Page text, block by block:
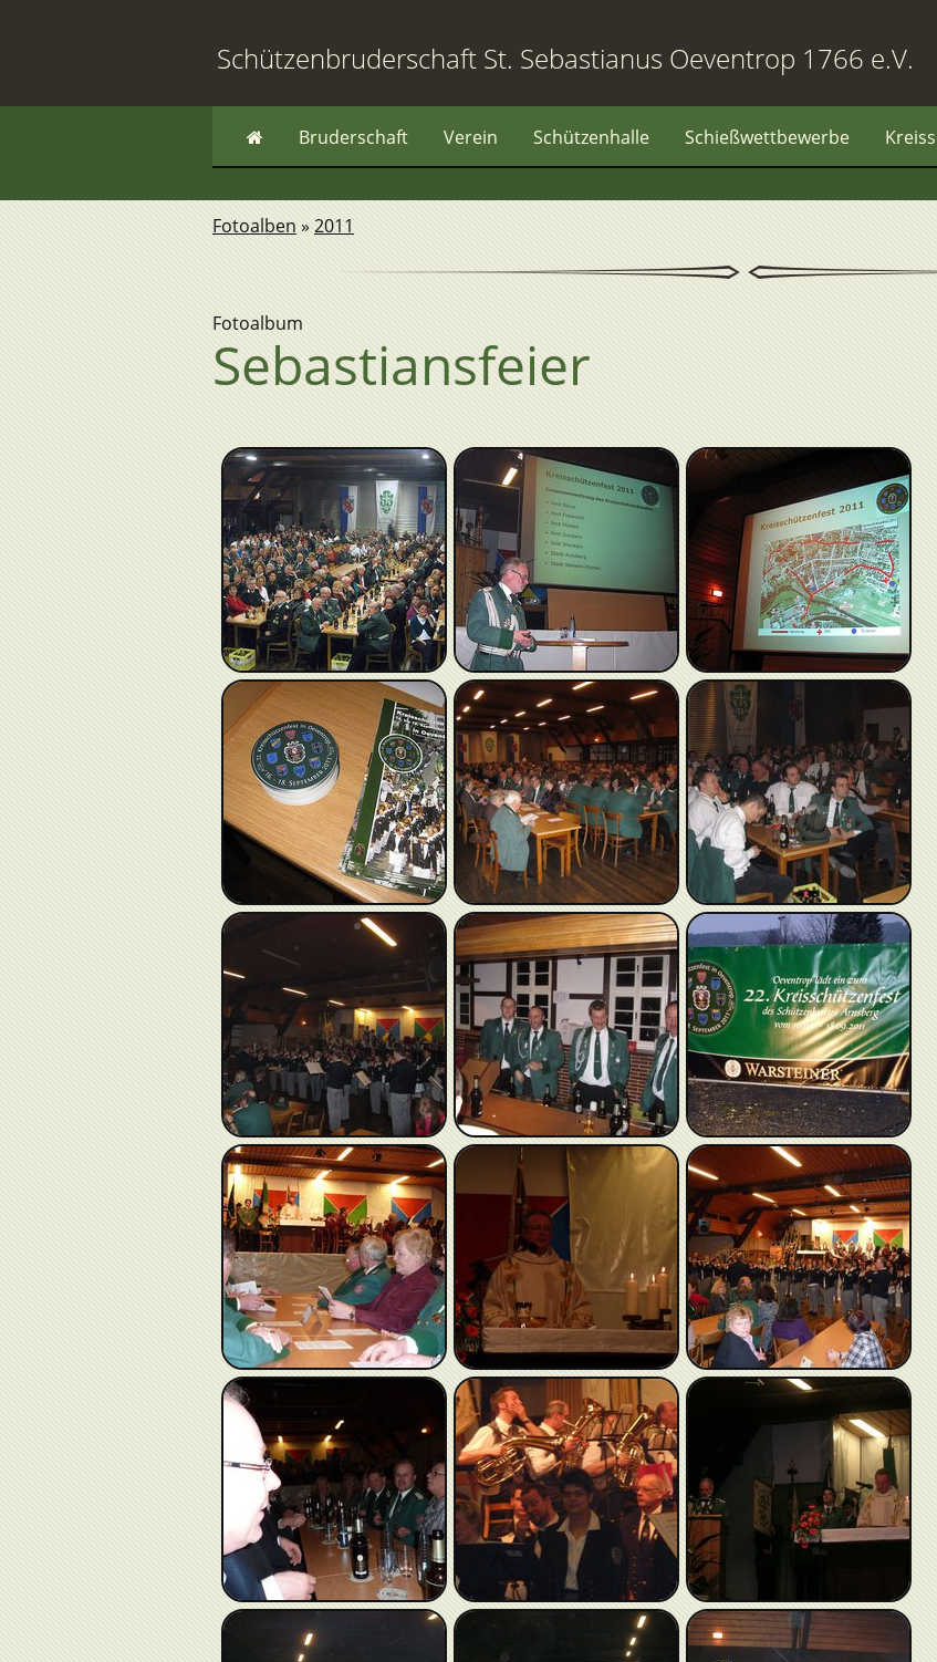
Schützenbruderschaft St. Sebastianus Oeventrop 1766 e.V.
Bruderschaft Verein Schützenhalle Schießwettbewerbe
Fotoalben » 2011
Fotoalbum
Sebastiansfeier